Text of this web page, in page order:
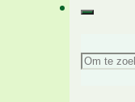
Zoeken